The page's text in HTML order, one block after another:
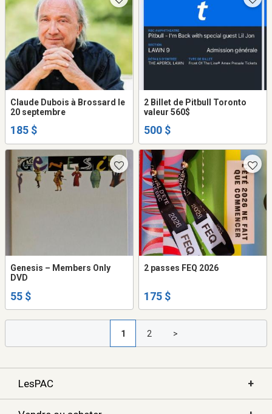
Claude Dubois à Brossard le
20 septembre
185 $
2 Billet de Pitbull Toronto
valeur 560$
500 $
Genesis ‎– Members Only
DVD
55 $
2 passes FEQ 2026
175 $
1 2 >
LesPAC +